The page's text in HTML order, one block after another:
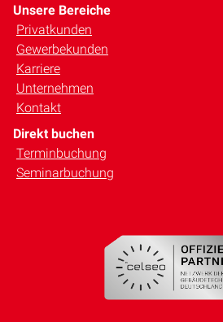
Unsere Bereiche
Privatkunden
Gewerbekunden
Karriere
Unternehmen
Kontakt
Direkt buchen
Terminbuchung
Seminarbuchung